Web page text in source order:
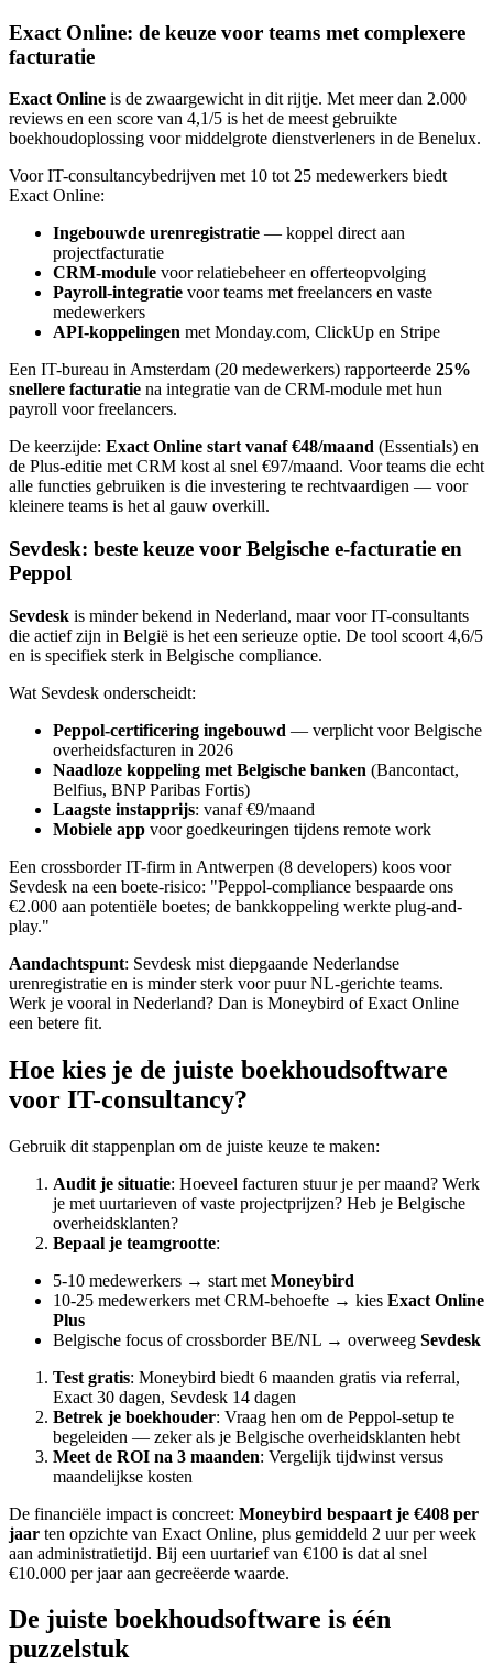
Exact Online: de keuze voor teams met complexere
facturatie
Exact Online is de zwaargewicht in dit rijtje. Met meer dan 2.000
reviews en een score van 4,1/5 is het de meest gebruikte
boekhoudoplossing voor middelgrote dienstverleners in de Benelux.
Voor IT-consultancybedrijven met 10 tot 25 medewerkers biedt
Exact Online:
Ingebouwde urenregistratie — koppel direct aan
projectfacturatie
CRM-module voor relatiebeheer en offerteopvolging
Payroll-integratie voor teams met freelancers en vaste
medewerkers
API-koppelingen met Monday.com, ClickUp en Stripe
Een IT-bureau in Amsterdam (20 medewerkers) rapporteerde 25%
snellere facturatie na integratie van de CRM-module met hun
payroll voor freelancers.
De keerzijde: Exact Online start vanaf €48/maand (Essentials) en
de Plus-editie met CRM kost al snel €97/maand. Voor teams die echt
alle functies gebruiken is die investering te rechtvaardigen — voor
kleinere teams is het al gauw overkill.
Sevdesk: beste keuze voor Belgische e-facturatie en
Peppol
Sevdesk is minder bekend in Nederland, maar voor IT-consultants
die actief zijn in België is het een serieuze optie. De tool scoort 4,6/5
en is specifiek sterk in Belgische compliance.
Wat Sevdesk onderscheidt:
Peppol-certificering ingebouwd — verplicht voor Belgische
overheidsfacturen in 2026
Naadloze koppeling met Belgische banken (Bancontact,
Belfius, BNP Paribas Fortis)
Laagste instapprijs: vanaf €9/maand
Mobiele app voor goedkeuringen tijdens remote work
Een crossborder IT-firm in Antwerpen (8 developers) koos voor
Sevdesk na een boete-risico: "Peppol-compliance bespaarde ons
€2.000 aan potentiële boetes; de bankkoppeling werkte plug-and-
play."
Aandachtspunt: Sevdesk mist diepgaande Nederlandse
urenregistratie en is minder sterk voor puur NL-gerichte teams.
Werk je vooral in Nederland? Dan is Moneybird of Exact Online
een betere fit.
Hoe kies je de juiste boekhoudsoftware
voor IT-consultancy?
Gebruik dit stappenplan om de juiste keuze te maken:
Audit je situatie: Hoeveel facturen stuur je per maand? Werk
je met uurtarieven of vaste projectprijzen? Heb je Belgische
overheidsklanten?
Bepaal je teamgrootte:
5-10 medewerkers → start met Moneybird
10-25 medewerkers met CRM-behoefte → kies Exact Online
Plus
Belgische focus of crossborder BE/NL → overweeg Sevdesk
Test gratis: Moneybird biedt 6 maanden gratis via referral,
Exact 30 dagen, Sevdesk 14 dagen
Betrek je boekhouder: Vraag hen om de Peppol-setup te
begeleiden — zeker als je Belgische overheidsklanten hebt
Meet de ROI na 3 maanden: Vergelijk tijdwinst versus
maandelijkse kosten
De financiële impact is concreet: Moneybird bespaart je €408 per
jaar ten opzichte van Exact Online, plus gemiddeld 2 uur per week
aan administratietijd. Bij een uurtarief van €100 is dat al snel
€10.000 per jaar aan gecreëerde waarde.
De juiste boekhoudsoftware is één
puzzelstuk